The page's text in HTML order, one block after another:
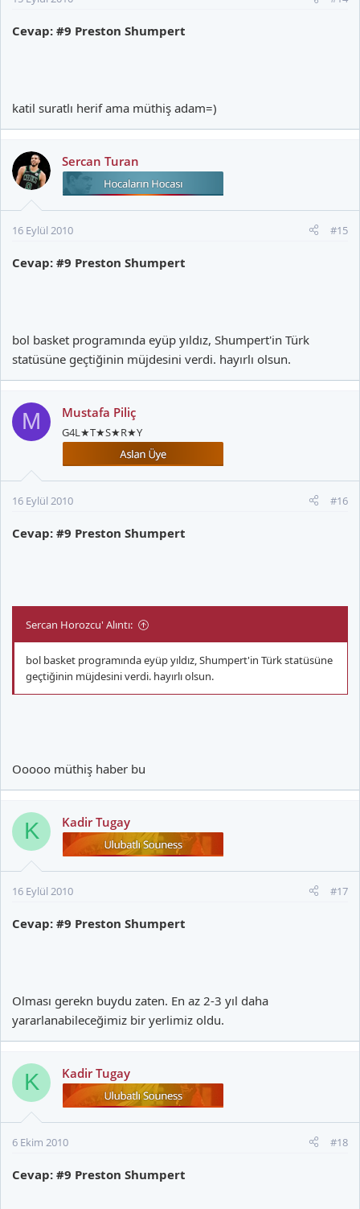
Cevap: #9 Preston Shumpert
katil suratlı herif ama müthiş adam=)
Sercan Turan
16 Eylül 2010 #15
Cevap: #9 Preston Shumpert
bol basket programında eyüp yıldız, Shumpert'in Türk
statüsüne geçtiğinin müjdesini verdi. hayırlı olsun.
M Mustafa Piliç
G4L★T★S★R★Y
16 Eylül 2010 #16
Cevap: #9 Preston Shumpert
Sercan Horozcu' Alıntı:
bol basket programında eyüp yıldız, Shumpert'in Türk statüsüne
geçtiğinin müjdesini verdi. hayırlı olsun.
Ooooo müthiş haber bu
K Kadir Tugay
16 Eylül 2010 #17
Cevap: #9 Preston Shumpert
Olması gerekn buydu zaten. En az 2-3 yıl daha
yararlanabileceğimiz bir yerlimiz oldu.
K Kadir Tugay
6 Ekim 2010 #18
Cevap: #9 Preston Shumpert